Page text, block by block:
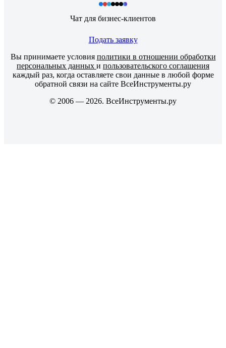
Чат для бизнес-клиентов
Подать заявку
Вы принимаете условия политики в отношении обработки
персональных данных и пользовательского соглашения
каждый раз, когда оставляете свои данные в любой форме
обратной связи на сайте ВсеИнструменты.ру
© 2006 — 2026. ВсеИнструменты.ру